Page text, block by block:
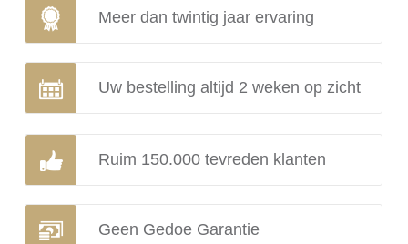
Meer dan twintig jaar ervaring
Uw bestelling altijd 2 weken op zicht
Ruim 150.000 tevreden klanten
Geen Gedoe Garantie